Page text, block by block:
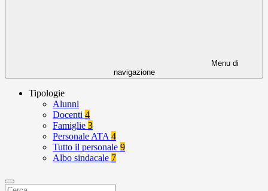
Menu di
navigazione
Tipologie
Alunni
Docenti 4
Famiglie 3
Personale ATA 4
Tutto il personale 9
Albo sindacale 7